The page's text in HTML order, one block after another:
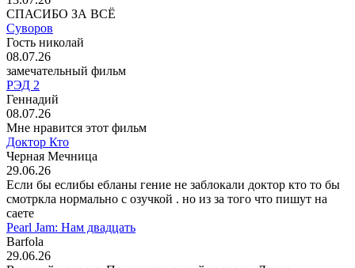
СПАСИБО ЗА ВСЁ
Суворов
Гость николай
08.07.26
замечательный фильм
РЭД 2
Геннадий
08.07.26
Мне нравится этот фильм
Доктор Кто
Черная Мечница
29.06.26
Если бы еслибы ебланы гение не заблокали доктор кто то бы
смотркла нормально с озучкой . но из за того что пишут на
саете
Pearl Jam: Нам двадцать
Barfola
29.06.26